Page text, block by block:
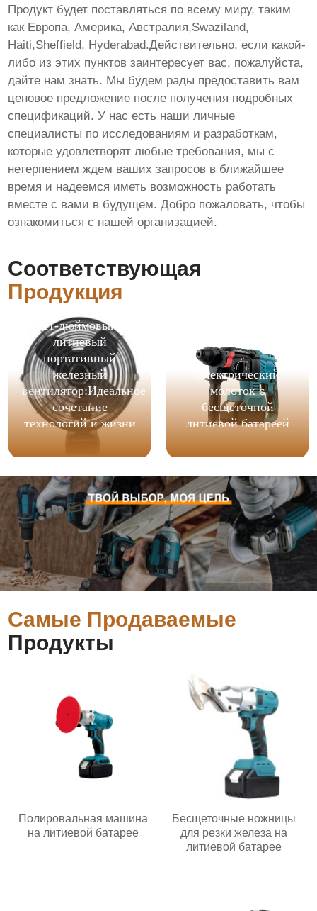
Продукт будет поставляться по всему миру, таким
как Европа, Америка, Австралия,Swaziland,
Haiti,Sheffield, Hyderabad.Действительно, если какой-
либо из этих пунктов заинтересует вас, пожалуйста,
дайте нам знать. Мы будем рады предоставить вам
ценовое предложение после получения подробных
спецификаций. У нас есть наши личные
специалисты по исследованиям и разработкам,
которые удовлетворят любые требования, мы с
нетерпением ждем ваших запросов в ближайшее
время и надеемся иметь возможность работать
вместе с вами в будущем. Добро пожаловать, чтобы
ознакомиться с нашей организацией.
Соответствующая
Продукция
11-дюймовый
литиевый
портативный
железный
вентилятор:Идеальное
сочетание
технологий и жизни
Электрический
молоток с
бесщеточной
литиевой батареей
Самые Продаваемые
Продукты
Полировальная машина
на литиевой батарее
Бесщеточные ножницы
для резки железа на
литиевой батарее